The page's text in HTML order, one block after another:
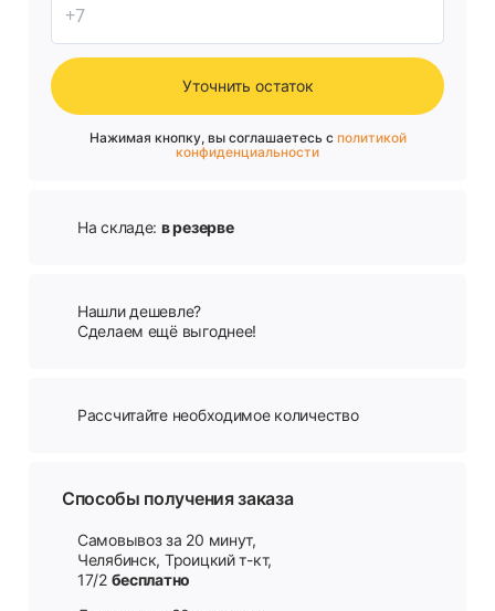
Уточнить остаток
Нажимая кнопку, вы соглашаетесь с политикой
конфиденциальности
На складе: в резерве
Нашли дешевле?
Сделаем ещё выгоднее!
Рассчитайте необходимое количество
Способы получения заказа
Самовывоз за 20 минут,
Челябинск, Троицкий т-кт,
17/2 бесплатно